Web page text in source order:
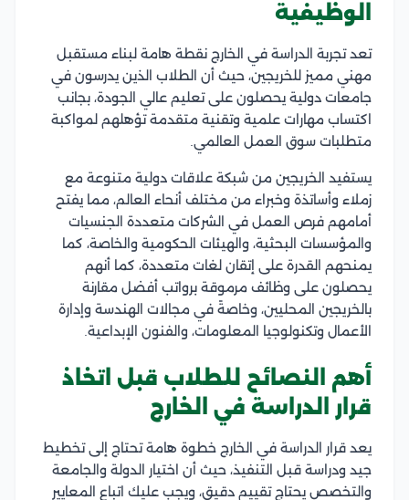
الوظيفية
تعد تجربة الدراسة في الخارج نقطة هامة لبناء مستقبل
مهني مميز للخريجين، حيث أن الطلاب الذين يدرسون في
جامعات دولية يحصلون على تعليم عالي الجودة، بجانب
اكتساب مهارات علمية وتقنية متقدمة تؤهلهم لمواكبة
متطلبات سوق العمل العالمي.
يستفيد الخريجين من شبكة علاقات دولية متنوعة مع
زملاء وأساتذة وخبراء من مختلف أنحاء العالم، مما يفتح
أمامهم فرص العمل في الشركات متعددة الجنسيات
والمؤسسات البحثية، والهيئات الحكومية والخاصة، كما
يمنحهم القدرة على إتقان لغات متعددة، كما أنهم
يحصلون على وظائف مرموقة برواتب أفضل مقارنة
بالخريجين المحليين، وخاصةً في مجالات الهندسة وإدارة
الأعمال وتكنولوجيا المعلومات، والفنون الإبداعية.
أهم النصائح للطلاب قبل اتخاذ
قرار الدراسة في الخارج
يعد قرار الدراسة في الخارج خطوة هامة تحتاج إلى تخطيط
جيد ودراسة قبل التنفيذ، حيث أن اختيار الدولة والجامعة
والتخصص يحتاج تقييم دقيق، ويجب عليك اتباع المعايير